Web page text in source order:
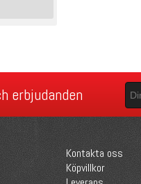
erbjudanden
Kontakta oss
Köpvillkor